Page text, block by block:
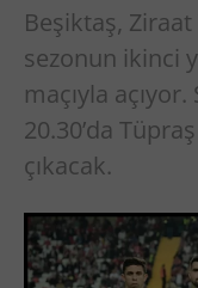
Beşiktaş, Ziraat
sezonun ikinci
maçıyla
20.30’da
çıkacak.